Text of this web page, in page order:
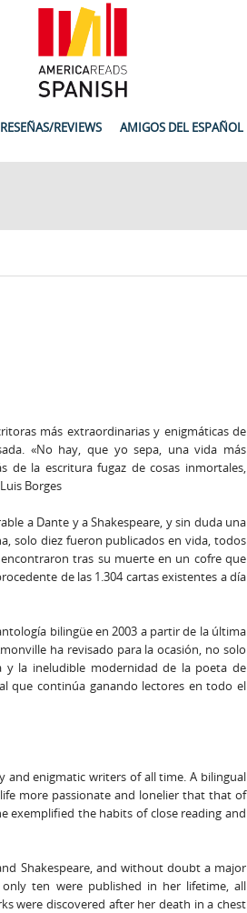
RESEÑAS/REVIEWS AMIGOS DEL ESPAÑOL
más extraordinarias y enigmáticas de
«No hay, que yo sepa, una vida más
de la escritura fugaz de cosas inmortales,
Borges
a Dante y a Shakespeare, y sin duda una
solo diez fueron publicados en vida, todos
tras su muerte en un cofre que
de las 1.304 cartas existentes a día
bilingüe en 2003 a partir de la última
ha revisado para la ocasión, no solo
y la ineludible modernidad de la poeta de
que continúa ganando lectores en todo el
enigmatic writers of all time. A bilingual
more passionate and lonelier that that of
the habits of close reading and
Shakespeare, and without doubt a major
ten were published in her lifetime, all
were discovered after her death in a chest